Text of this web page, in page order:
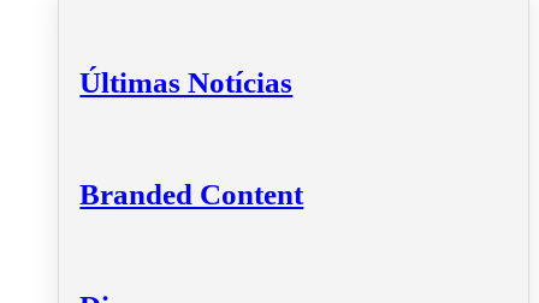
Últimas Notícias
Branded Content